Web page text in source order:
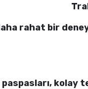
rahat bir
kolay